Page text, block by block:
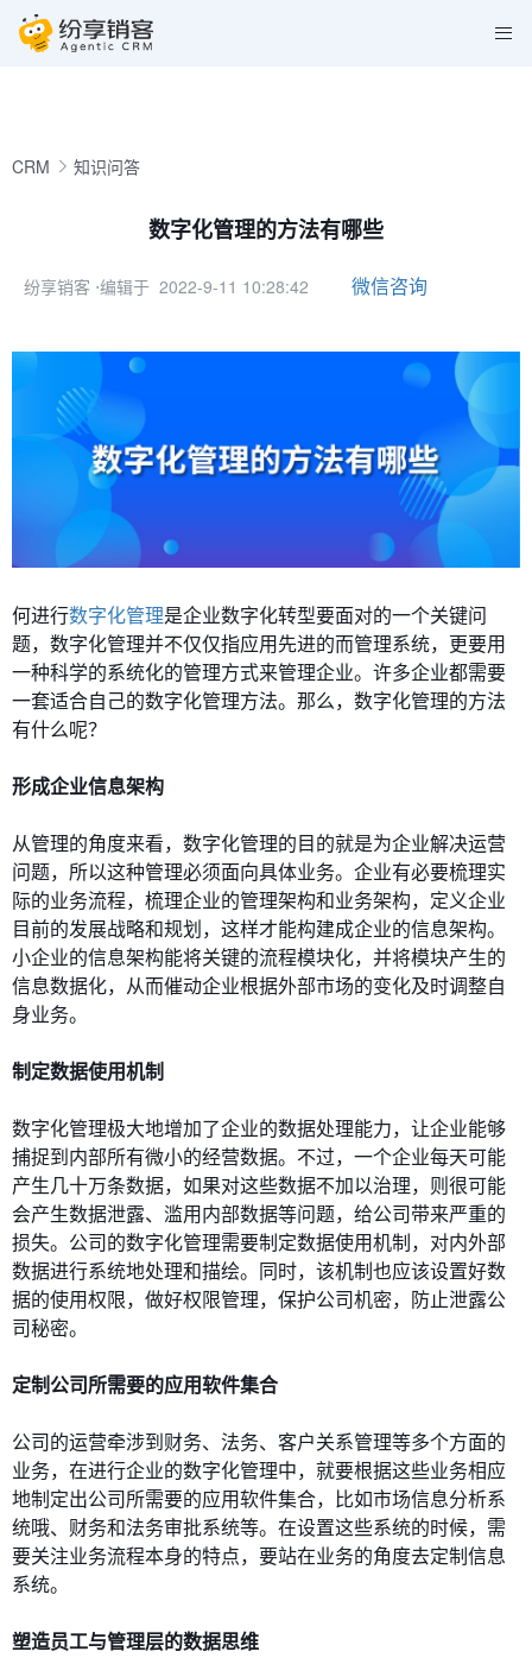
CRM 知识问答
数字化管理的方法有哪些
纷享销客 ⋅编辑于 2022-9-11 10:28:42 微信咨询
何进行数字化管理是企业数字化转型要面对的一个关键问
题，数字化管理并不仅仅指应用先进的而管理系统，更要用
一种科学的系统化的管理方式来管理企业。许多企业都需要
一套适合自己的数字化管理方法。那么，数字化管理的方法
有什么呢？
形成企业信息架构
从管理的角度来看，数字化管理的目的就是为企业解决运营
问题，所以这种管理必须面向具体业务。企业有必要梳理实
际的业务流程，梳理企业的管理架构和业务架构，定义企业
目前的发展战略和规划，这样才能构建成企业的信息架构。
小企业的信息架构能将关键的流程模块化，并将模块产生的
信息数据化，从而催动企业根据外部市场的变化及时调整自
身业务。
制定数据使用机制
数字化管理极大地增加了企业的数据处理能力，让企业能够
捕捉到内部所有微小的经营数据。不过，一个企业每天可能
产生几十万条数据，如果对这些数据不加以治理，则很可能
会产生数据泄露、滥用内部数据等问题，给公司带来严重的
损失。公司的数字化管理需要制定数据使用机制，对内外部
数据进行系统地处理和描绘。同时，该机制也应该设置好数
据的使用权限，做好权限管理，保护公司机密，防止泄露公
司秘密。
定制公司所需要的应用软件集合
公司的运营牵涉到财务、法务、客户关系管理等多个方面的
业务，在进行企业的数字化管理中，就要根据这些业务相应
地制定出公司所需要的应用软件集合，比如市场信息分析系
统哦、财务和法务审批系统等。在设置这些系统的时候，需
要关注业务流程本身的特点，要站在业务的角度去定制信息
系统。
塑造员工与管理层的数据思维